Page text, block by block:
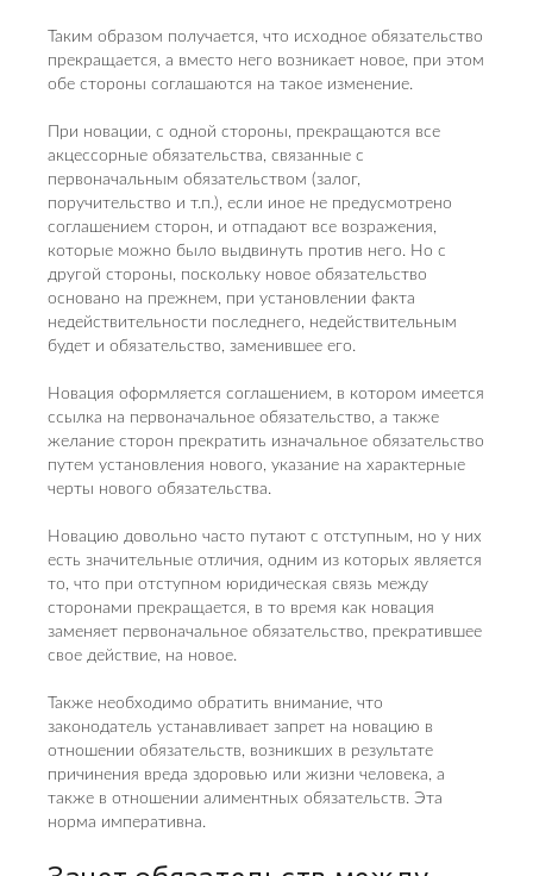
Таким образом получается, что исходное обязательство
прекращается, а вместо него возникает новое, при этом
обе стороны соглашаются на такое изменение.
При новации, с одной стороны, прекращаются все
акцессорные обязательства, связанные с
первоначальным обязательством (залог,
поручительство и т.п.), если иное не предусмотрено
соглашением сторон, и отпадают все возражения,
которые можно было выдвинуть против него. Но с
другой стороны, поскольку новое обязательство
основано на прежнем, при установлении факта
недействительности последнего, недействительным
будет и обязательство, заменившее его.
Новация оформляется соглашением, в котором имеется
ссылка на первоначальное обязательство, а также
желание сторон прекратить изначальное обязательство
путем установления нового, указание на характерные
черты нового обязательства.
Новацию довольно часто путают с отступным, но у них
есть значительные отличия, одним из которых является
то, что при отступном юридическая связь между
сторонами прекращается, в то время как новация
заменяет первоначальное обязательство, прекратившее
свое действие, на новое.
Также необходимо обратить внимание, что
законодатель устанавливает запрет на новацию в
отношении обязательств, возникших в результате
причинения вреда здоровью или жизни человека, а
также в отношении алиментных обязательств. Эта
норма императивна.